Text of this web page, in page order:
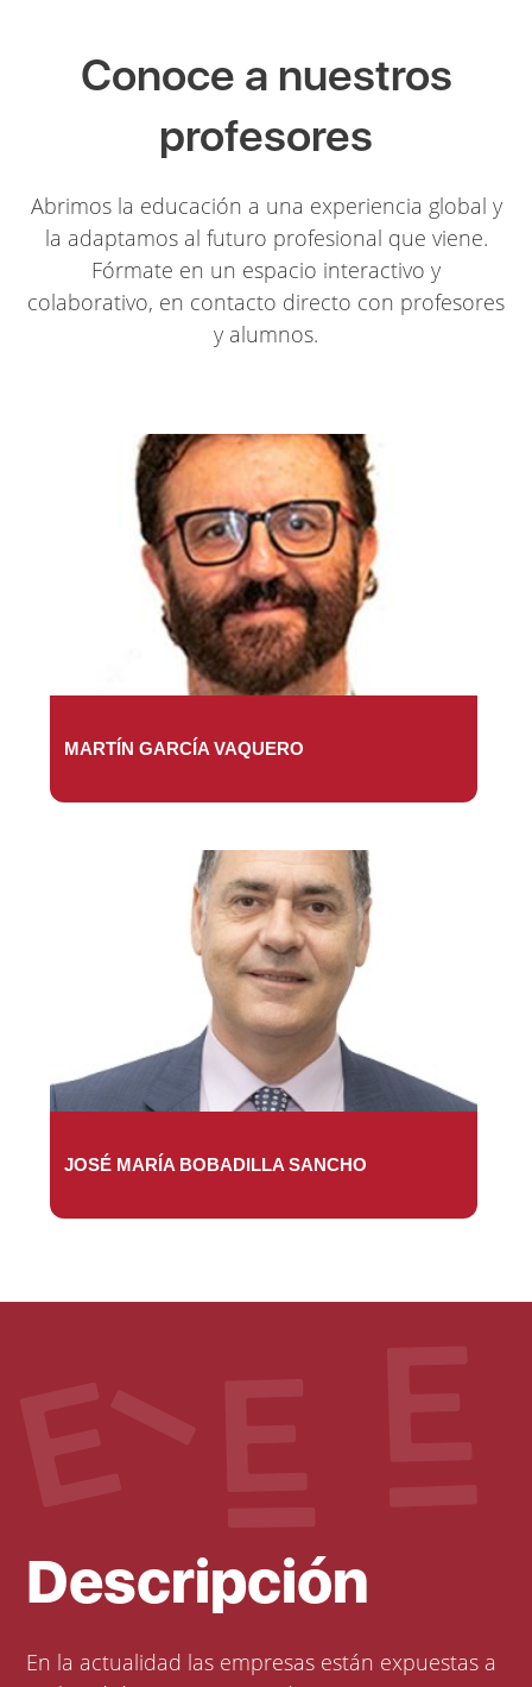
Conoce a nuestros
profesores
Abrimos la educación a una experiencia global y
la adaptamos al futuro profesional que viene.
Fórmate en un espacio interactivo y
colaborativo, en contacto directo con profesores
y alumnos.
MARTÍN GARCÍA VAQUERO
JOSÉ MARÍA BOBADILLA SANCHO
Descripción
En la actualidad las empresas están expuestas a